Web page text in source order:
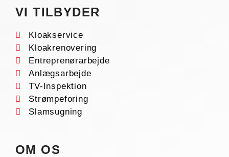
VI TILBYDER
Kloakservice
Kloakrenovering
Entreprenørarbejde
Anlægsarbejde
TV-Inspektion
Strømpeforing
Slamsugning
OM OS